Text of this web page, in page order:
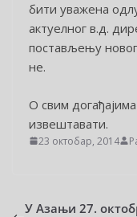
бити уважена
актуелног в.д.
постављењу
не.
О свим
извештавати.
23 октобар, 2014
У Азањи 27.